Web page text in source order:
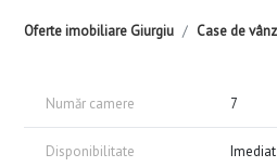
Oferte imobiliare Giurgiu Case de
Vizionările se fac pe bază de programare.
Număr camere 7
Disponibilitate Imediat